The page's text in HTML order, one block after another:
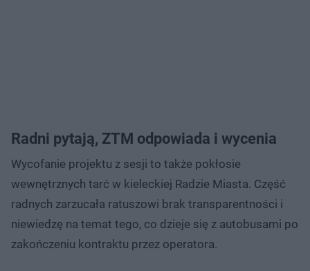
Radni pytają, ZTM odpowiada i wycenia
Wycofanie projektu z sesji to także pokłosie
wewnętrznych tarć w kieleckiej Radzie Miasta. Część
radnych zarzucała ratuszowi brak transparentności i
niewiedzę na temat tego, co dzieje się z autobusami po
zakończeniu kontraktu przez operatora.